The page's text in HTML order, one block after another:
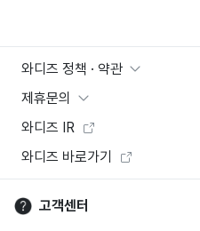
와디즈 정책 · 약관
제휴문의
와디즈 IR
와디즈 바로가기
고객센터